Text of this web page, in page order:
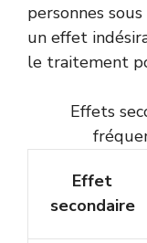
personnes
un effet
le traitement
Effets
Effet
secondaire